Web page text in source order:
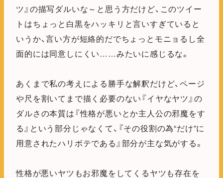
ツ』の描写ダルいな～と思う方だけど、このツイー
トはちょっと白黒をハッキリと言いすぎていると
いうか、言い方が短絡的だでちょっとモニョるし全
面的には同意しにくい……みたいに感じるな。
あくまで私の考えによる勝手な解釈だけど、ページ
や尺を割いてまで描く必要のない『イヤなヤツ』の
ダルさの本質は『性格が悪いとか主人公の邪魔をす
る』という部分じゃなくて、『その役割の為“だけ”に
用意されたハリボテである』部分が主な気がする。
性格が悪いヤツもお邪魔をしてくるヤツも存在を